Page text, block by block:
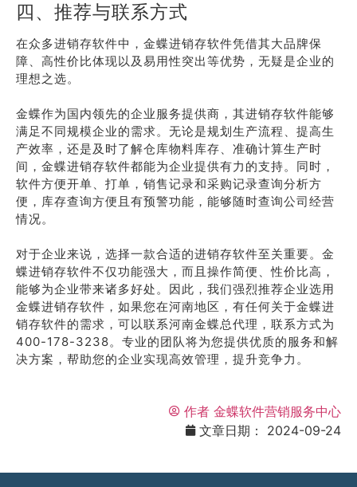
四、推荐与联系方式
在众多进销存软件中，金蝶进销存软件凭借其大品牌保
障、高性价比体现以及易用性突出等优势，无疑是企业的
理想之选。
金蝶作为国内领先的企业服务提供商，其进销存软件能够
满足不同规模企业的需求。无论是规划生产流程、提高生
产效率，还是及时了解仓库物料库存、准确计算生产时
间，金蝶进销存软件都能为企业提供有力的支持。同时，
软件方便开单、打单，销售记录和采购记录查询分析方
便，库存查询方便且有预警功能，能够随时查询公司经营
情况。
对于企业来说，选择一款合适的进销存软件至关重要。金
蝶进销存软件不仅功能强大，而且操作简便、性价比高，
能够为企业带来诸多好处。因此，我们强烈推荐企业选用
金蝶进销存软件，如果您在河南地区，有任何关于金蝶进
销存软件的需求，可以联系河南金蝶总代理，联系方式为
400-178-3238。专业的团队将为您提供优质的服务和解
决方案，帮助您的企业实现高效管理，提升竞争力。
作者 金蝶软件营销服务中心
文章日期：
2024-09-24